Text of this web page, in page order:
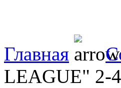
Главная
LEAGUE" 2-